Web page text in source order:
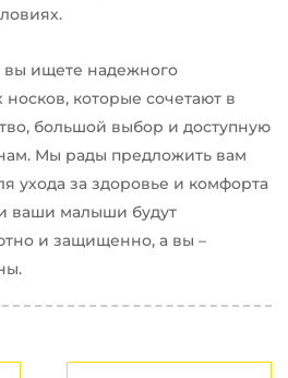
вы ищете надежного
носков, которые сочетают в
большой выбор и доступную
Мы рады предложить вам
ухода за здоровье и комфорта
ваши малыши будут
и защищенно, а вы –